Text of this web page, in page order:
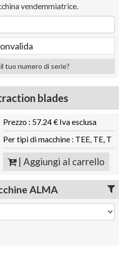
vendemmiatrice.
tuo numero di serie?
blades
Prezzo : 57.24 € Iva esclusa
Per tipi di macchine : TEE, TE, T
| Aggiungi al carrello
ALMA